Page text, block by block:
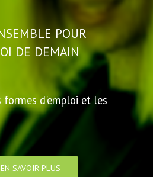
POUR
DE DEMAIN
d'emploi et les
EN SAVOIR PLUS